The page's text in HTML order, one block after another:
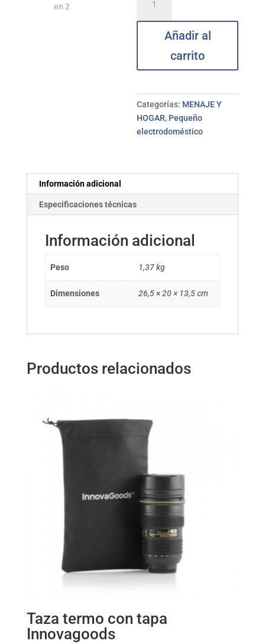
Hot
Añadir al
carrito
Categorías: MENAJE Y
HOGAR, Pequeño
electrodoméstico
Información adicional
Especificaciones técnicas
Información adicional
Peso 1,37 kg
Dimensiones 26,5 × 20 × 13,5 cm
Productos relacionados
Taza termo con tapa
Innovagoods